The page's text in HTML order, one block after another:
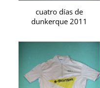
cuatro días de
dunkerque 2011